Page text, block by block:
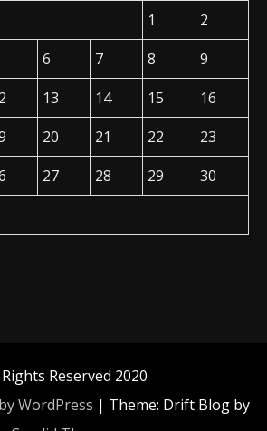
1
2
6 7 8
9
13 14 15
16
20 21 22
23
27 28 29
30
Reserved 2020
WordPress | Theme: Drift Blog by